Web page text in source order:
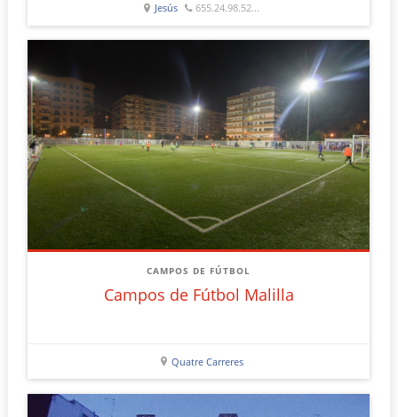
Jesús 655.24.98.52...
CAMPOS DE FÚTBOL
Campos de Fútbol Malilla
Quatre Carreres